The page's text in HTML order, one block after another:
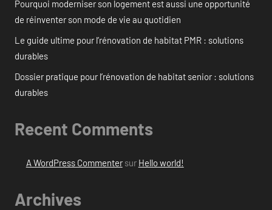
Pourquoi moderniser son logement est aussi une opportunité
de réinventer son mode de vie au quotidien
Le guide ultime pour l’rénovation de habitat PMR : solutions
durables
Dossier pratique pour l’rénovation de habitat senior : solutions
durables
Recent Comments
A WordPress Commentersur Hello world!
Archives